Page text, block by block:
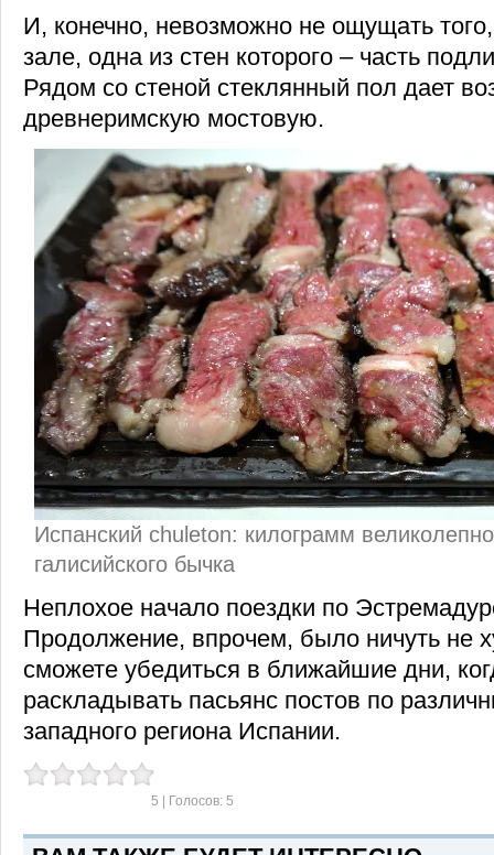
И, конечно, невозможно не ощущать
зале, одна из стен которого – часть
Рядом со стеной стеклянный пол дает
древнеримскую мостовую.
Испанский chuleton: килограмм
галисийского бычка
Неплохое начало поездки по
Продолжение, впрочем, было ничуть не
сможете убедиться в ближайшие дни,
раскладывать пасьянс постов по
западного региона Испании.
5 | Голосов: 5